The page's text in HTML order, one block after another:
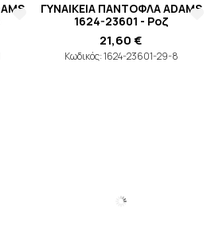
ΓΥΝΑΙΚΕΙΑ ΠΑΝΤΟΦΛΑ ADAMS
1624-23601 - Ροζ
21,60 €
Κωδικός: 1624-23601-29-8